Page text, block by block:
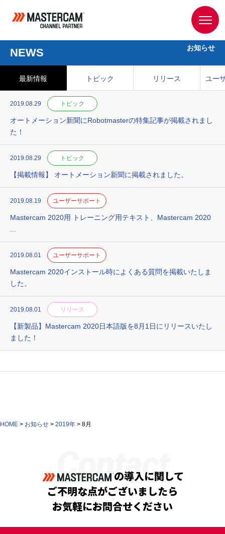
NEWS お知らせ
最新情報 トピック リリース ユー
2019.08.29 トピック
オートメーション新聞にRobotmasterの特集記事が掲載されまし
た！
2019.08.29 トピック
【掲載情報】 オートメーション新聞に掲載されました。
2019.08.19 ユーザーサポート
Mastercam 2020用 トレーニング用テキスト、Mastercam 2020
2019.08.01 ユーザーサポート
Mastercam 2020インストール時によくある質問を掲載いたしま
した。
2019.08.01 リリース
【新製品】Mastercam 2020日本語版を8月1日にリリースいたし
ました！
HOME > お知らせ > 2019年 > 8月
Contact
の導入に関して
ご不明な点がございましたら
お気軽にお問合せください